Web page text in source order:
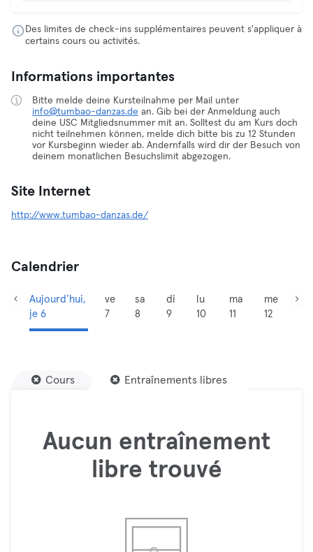
Des limites de check-ins supplémentaires peuvent s'appliquer à
certains cours ou activités.
Informations importantes
Bitte melde deine Kursteilnahme per Mail unter
info@tumbao-danzas.de an. Gib bei der Anmeldung auch
deine USC Mitgliedsnummer mit an. Solltest du am Kurs doch
nicht teilnehmen können, melde dich bitte bis zu 12 Stunden
vor Kursbeginn wieder ab. Andernfalls wird dir der Besuch von
deinem monatlichen Besuchslimit abgezogen.
Site Internet
http://www.tumbao-danzas.de/
Calendrier
Aujourd’hui,
je 6
ve
7
sa
8
di
9
lu
10
ma
11
me
12
Cours Entraînements libres
Aucun entraînement
libre trouvé